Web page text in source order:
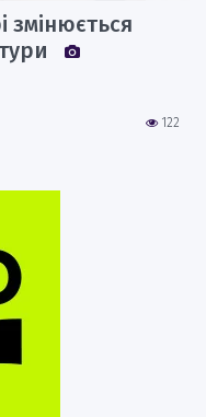
змінюється
122